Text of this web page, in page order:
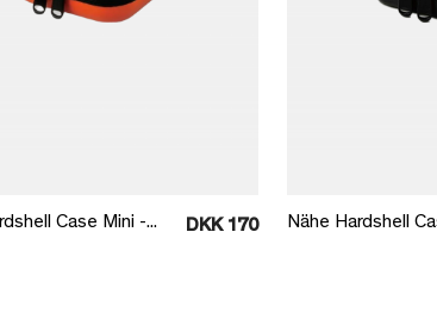
Case Mini -... DKK 170 Nähe Hardshell